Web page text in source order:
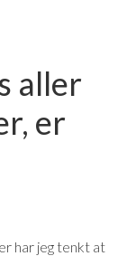
aller
er
har jeg tenkt at